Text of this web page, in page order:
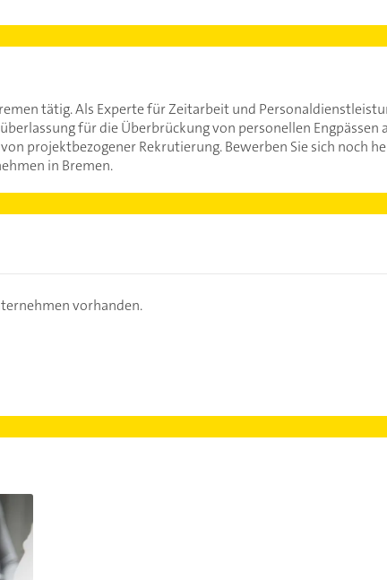
tätig. Als Experte für Zeitarbeit und
für die Überbrückung von personellen Engpässen
projektbezogener Rekrutierung. Bewerben Sie sich noch
in Bremen.
vorhanden.